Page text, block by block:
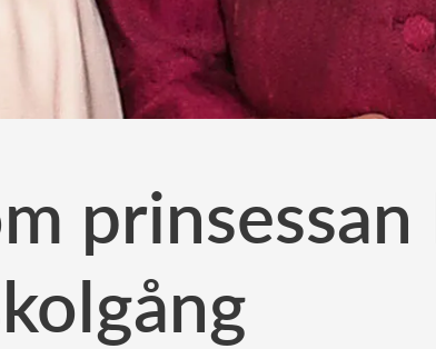
prinsessan